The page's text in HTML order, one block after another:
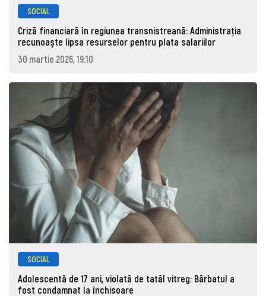
SOCIAL
Criză financiară în regiunea transnistreană: Administrația
recunoaște lipsa resurselor pentru plata salariilor
30 martie 2026, 19:10
SOCIAL
Adolescentă de 17 ani, violată de tatăl vitreg: Bărbatul a
fost condamnat la închisoare